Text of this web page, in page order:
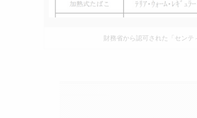
財務省から認可された「セン